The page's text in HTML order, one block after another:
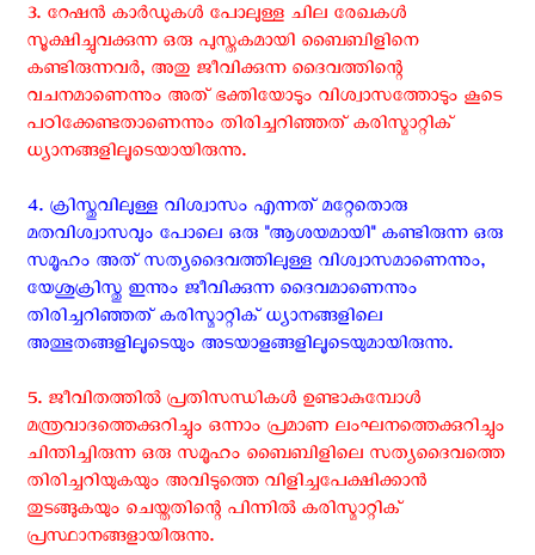
3. റേഷൻ കാർഡുകൾ പോലുള്ള ചില രേഖകൾ
സൂക്ഷിച്ചുവക്കുന്ന ഒരു പുസ്തകമായി ബൈബിളിനെ
കണ്ടിരുന്നവർ, അതു ജീവിക്കുന്ന ദൈവത്തിന്റെ
വചനമാണെന്നും അത് ഭക്തിയോടും വിശ്വാസത്തോടും കൂടെ
പഠിക്കേണ്ടതാണെന്നും തിരിച്ചറിഞ്ഞത് കരിസ്മാറ്റിക്
ധ്യാനങ്ങളിലൂടെയായിരുന്നു.
4. ക്രിസ്തുവിലുള്ള വിശ്വാസം എന്നത് മറ്റേതൊരു
മതവിശ്വാസവും പോലെ ഒരു ''ആശയമായി" കണ്ടിരുന്ന ഒരു
സമൂഹം അത് സത്യദൈവത്തിലുള്ള വിശ്വാസമാണെന്നും,
യേശുക്രിസ്തു ഇന്നും ജീവിക്കുന്ന ദൈവമാണെന്നും
തിരിച്ചറിഞ്ഞത് കരിസ്മാറ്റിക് ധ്യാനങ്ങളിലെ
അത്ഭുതങ്ങളിലൂടെയും അടയാളങ്ങളിലൂടെയുമായിരുന്നു.
5. ജീവിതത്തിൽ പ്രതിസന്ധികൾ ഉണ്ടാകുമ്പോൾ
മന്ത്രവാദത്തെക്കുറിച്ചും ഒന്നാം പ്രമാണ ലംഘനത്തെക്കുറിച്ചും
ചിന്തിച്ചിരുന്ന ഒരു സമൂഹം ബൈബിളിലെ സത്യദൈവത്തെ
തിരിച്ചറിയുകയും അവിടുത്തെ വിളിച്ചപേക്ഷിക്കാൻ
തുടങ്ങുകയും ചെയ്തതിന്റെ പിന്നിൽ കരിസ്മാറ്റിക്
പ്രസ്ഥാനങ്ങളായിരുന്നു.